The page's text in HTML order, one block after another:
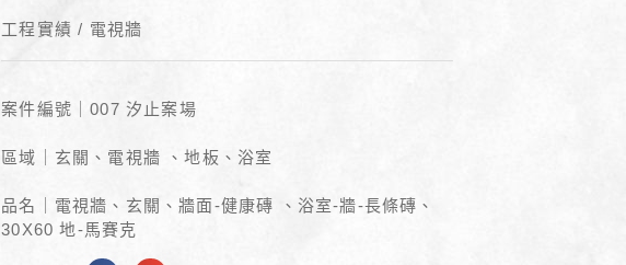
工程實績 / 電視牆
案件編號｜007 汐止案場
區域｜玄關、電視牆 、地板、浴室
品名｜電視牆、玄關、牆面-健康磚 、浴室-牆-長條磚、
30X60 地-馬賽克